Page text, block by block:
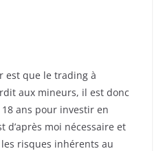
est que le trading à
aux mineurs, il est donc
ans pour investir en
d’après moi nécessaire et
risques inhérents au